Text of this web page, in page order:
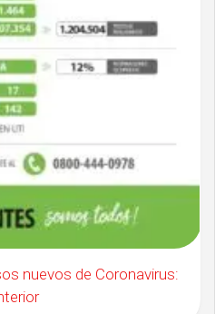
nuevos de Coronavirus: